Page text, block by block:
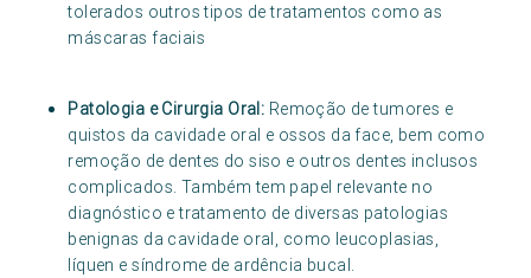
tolerados outros tipos de tratamentos como as
máscaras faciais
Patologia e Cirurgia Oral: Remoção de tumores e
quistos da cavidade oral e ossos da face, bem como
remoção de dentes do siso e outros dentes inclusos
complicados. Também tem papel relevante no
diagnóstico e tratamento de diversas patologias
benignas da cavidade oral, como leucoplasias,
líquen e síndrome de ardência bucal.